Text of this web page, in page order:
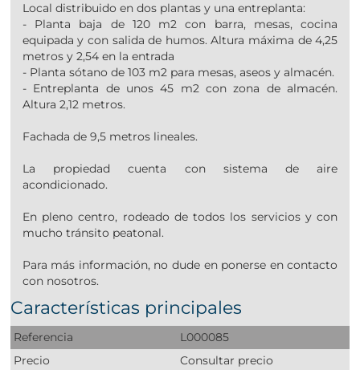
Local distribuido en dos plantas y una entreplanta:
- Planta baja de 120 m2 con barra, mesas, cocina
equipada y con salida de humos. Altura máxima de 4,25
metros y 2,54 en la entrada
- Planta sótano de 103 m2 para mesas, aseos y almacén.
- Entreplanta de unos 45 m2 con zona de almacén.
Altura 2,12 metros.
Fachada de 9,5 metros lineales.
La propiedad cuenta con sistema de aire
acondicionado.
En pleno centro, rodeado de todos los servicios y con
mucho tránsito peatonal.
Para más información, no dude en ponerse en contacto
con nosotros.
Características principales
Referencia
L000085
Precio
Consultar precio